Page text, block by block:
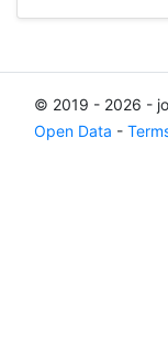
© 2019 - 2026 -
Open Data -